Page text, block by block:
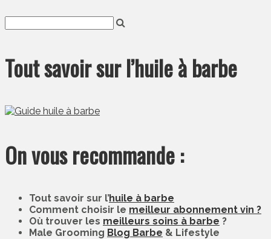
Tout savoir sur l’huile à barbe
On vous recommande :
Tout savoir sur l’huile à barbe
Comment choisir le meilleur abonnement vin ?
Où trouver les meilleurs soins à barbe ?
Male Grooming Blog Barbe & Lifestyle